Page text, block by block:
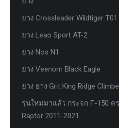
ยาง Crossleader Wildtiger
ยาง Leao Sport AT-2
ยาง Nos N1
ยาง Veenom Black Eagle
ยาง ยาง Grit King Ridge
รุ่นใหม่มาแล้ว กระจก F-150 ตร
Raptor 2011-2021